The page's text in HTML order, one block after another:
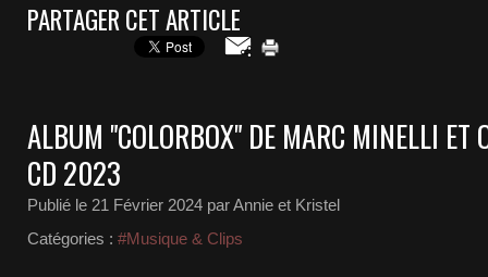
PARTAGER CET ARTICLE
ALBUM "COLORBOX" DE MARC MINELLI ET
CD 2023
Publié le 21 Février 2024 par Annie et Kristel
Catégories : #Musique & Clips